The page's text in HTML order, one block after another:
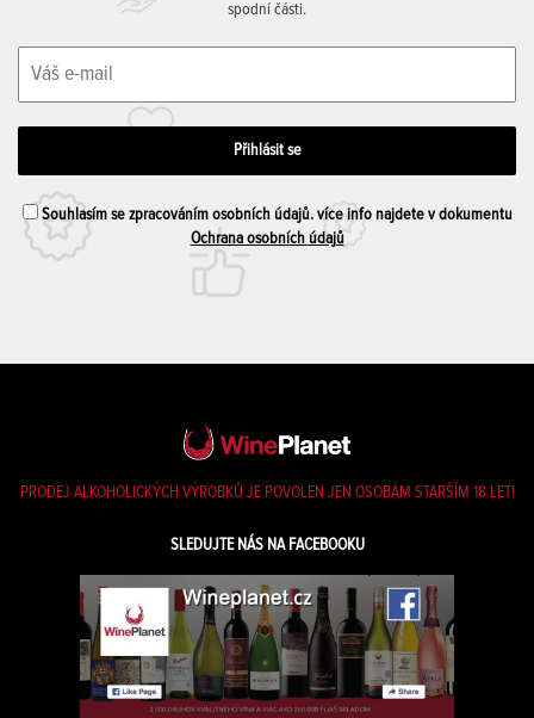
spodní části.
Souhlasím se zpracováním osobních údajů. více info najdete v dokumentu
Ochrana osobních údajů
PRODEJ ALKOHOLICKÝCH VÝROBKŮ JE POVOLEN JEN OSOBÁM STARŠÍM 18 LET!
SLEDUJTE NÁS NA FACEBOOKU